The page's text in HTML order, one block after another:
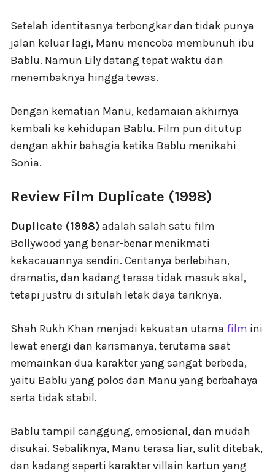
Setelah identitasnya terbongkar dan tidak punya
jalan keluar lagi, Manu mencoba membunuh ibu
Bablu. Namun Lily datang tepat waktu dan
menembaknya hingga tewas.
Dengan kematian Manu, kedamaian akhirnya
kembali ke kehidupan Bablu. Film pun ditutup
dengan akhir bahagia ketika Bablu menikahi
Sonia.
Review Film Duplicate (1998)
Duplicate (1998)adalah salah satu film
Bollywood yang benar-benar menikmati
kekacauannya sendiri. Ceritanya berlebihan,
dramatis, dan kadang terasa tidak masuk akal,
tetapi justru di situlah letak daya tariknya.
Shah Rukh Khan menjadi kekuatan utama film ini
lewat energi dan karismanya, terutama saat
memainkan dua karakter yang sangat berbeda,
yaitu Bablu yang polos dan Manu yang berbahaya
serta tidak stabil.
Bablu tampil canggung, emosional, dan mudah
disukai. Sebaliknya, Manu terasa liar, sulit ditebak,
dan kadang seperti karakter villain kartun yang